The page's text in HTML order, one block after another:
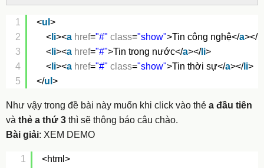
1
2
3
4
5
<ul >
< li><a href="#" class="show">Tin công nghệ</a></li
< li><a href="#">Tin trong nước</a></li>
< li><a href="#" class="show">Tin thời sự</a></li>
</ul >
Như vậy trong đề bài này muốn khi click vào thẻ a đầu tiên
và thẻ a thứ 3 thì sẽ thông báo câu chào.
Bài giải: XEM DEMO
1
<html>